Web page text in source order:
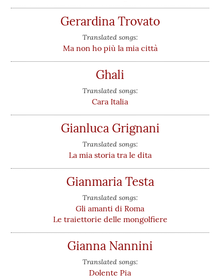
Gerardina Trovato
Translated songs:
Ma non ho più la mia città
Ghali
Translated songs:
Cara Italia
Gianluca Grignani
Translated songs:
La mia storia tra le dita
Gianmaria Testa
Translated songs:
Gli amanti di Roma
Le traiettorie delle mongolfiere
Gianna Nannini
Translated songs:
Dolente Pia